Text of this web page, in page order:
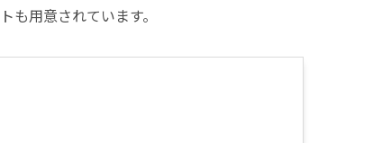
用意されています。